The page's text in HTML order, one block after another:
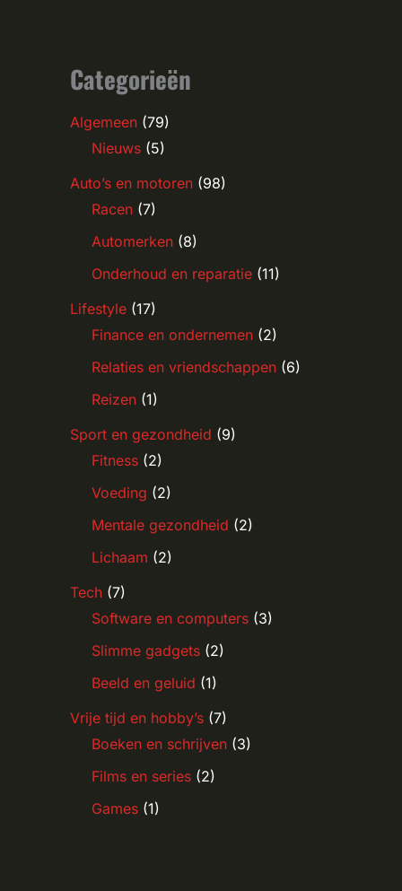
Categorieën
Algemeen (79)
Nieuws (5)
Auto’s en motoren (98)
Racen (7)
Automerken (8)
Onderhoud en reparatie (11)
Lifestyle (17)
Finance en ondernemen (2)
Relaties en vriendschappen (6)
Reizen (1)
Sport en gezondheid (9)
Fitness (2)
Voeding (2)
Mentale gezondheid (2)
Lichaam (2)
Tech (7)
Software en computers (3)
Slimme gadgets (2)
Beeld en geluid (1)
Vrije tijd en hobby’s (7)
Boeken en schrijven (3)
Films en series (2)
Games (1)